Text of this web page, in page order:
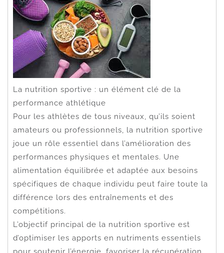
La nutrition sportive : un élément clé de la
performance athlétique
Pour les athlètes de tous niveaux, qu’ils soient
amateurs ou professionnels, la nutrition sportive
joue un rôle essentiel dans l’amélioration des
performances physiques et mentales. Une
alimentation équilibrée et adaptée aux besoins
spécifiques de chaque individu peut faire toute la
différence lors des entraînements et des
compétitions.
L’objectif principal de la nutrition sportive est
d’optimiser les apports en nutriments essentiels